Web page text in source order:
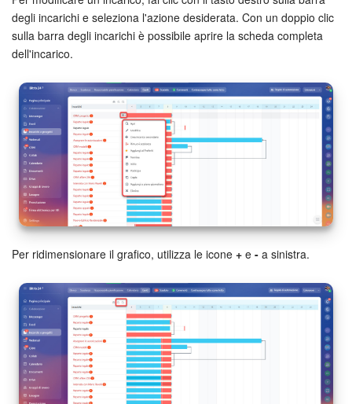
degli incarichi e seleziona l'azione desiderata. Con un doppio clic
sulla barra degli incarichi è possibile aprire la scheda completa
dell'incarico.
Per ridimensionare il grafico, utilizza le icone + e - a sinistra.